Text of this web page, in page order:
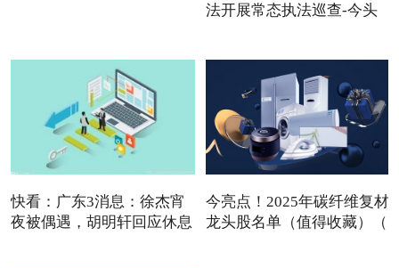
法开展常态执法巡查-今头
快看：广东3消息：徐杰宵
夜被偶遇，胡明轩回应休息
今亮点！2025年碳纤维复材
龙头股名单（值得收藏）（